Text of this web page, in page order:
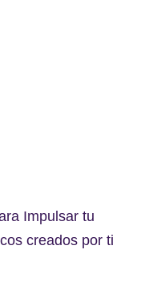
Impulsar tu
creados por ti